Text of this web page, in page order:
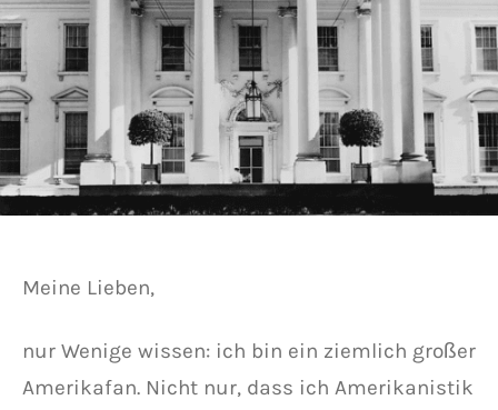
Meine Lieben,
nur Wenige wissen: ich bin ein ziemlich großer
Amerikafan. Nicht nur, dass ich Amerikanistik